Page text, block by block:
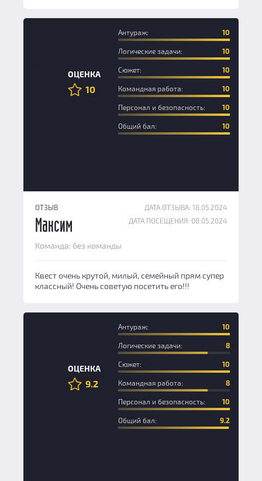
ОЦЕНКА
10
Антураж: 10
Логические задачи: 10
Сюжет: 10
Командная работа: 10
Персонал и безопасность: 10
Общий бал: 10
ОТЗЫВ
ДАТА ОТЗЫВА: 18.05.2024
ДАТА ПОСЕЩЕНИЯ: 08.05.2024
Максим
Команда: без команды
Квест очень крутой, милый, семейный прям супер
классный! Очень советую посетить его!!!
ОЦЕНКА
9.2
Антураж: 10
Логические задачи: 8
Сюжет: 10
Командная работа: 8
Персонал и безопасность: 10
Общий бал: 9.2